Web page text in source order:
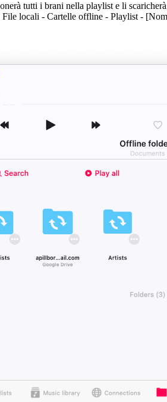
tutti i brani nella playlist e li scaricherà
File locali - Cartelle offline - Playlist -